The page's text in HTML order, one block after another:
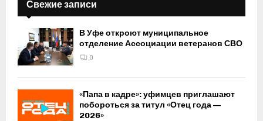
Свежие записи
В Уфе откроют муниципальное
отделение Ассоциации ветеранов СВО
0
«Папа в кадре»: уфимцев приглашают
побороться за титул «Отец года —
2026»